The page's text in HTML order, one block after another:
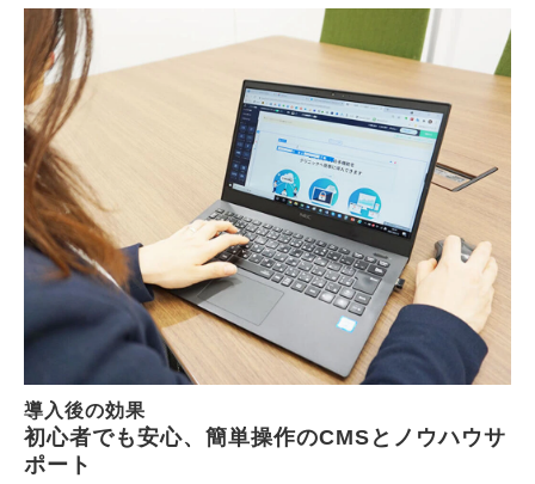
導入後の効果
初心者でも安心、簡単操作のCMSとノウハウサ
ポート